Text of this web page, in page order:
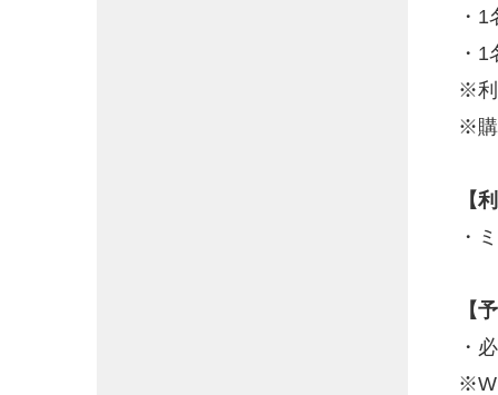
・
・
※利
※購
【
・
【
・